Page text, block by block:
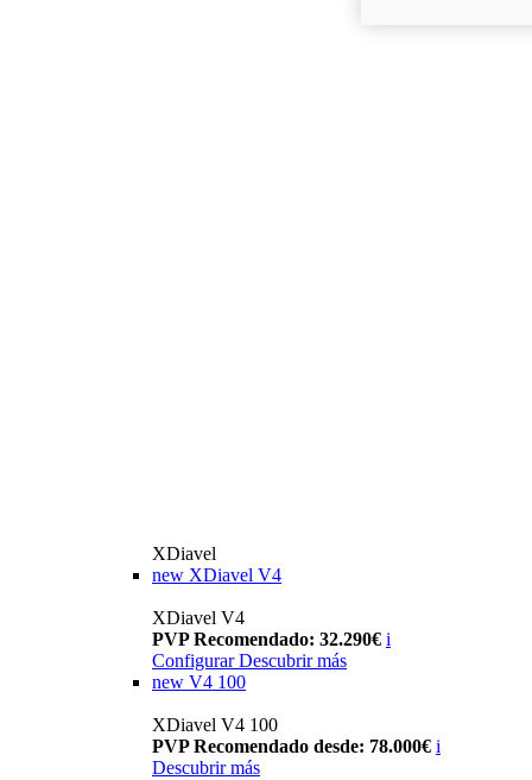
XDiavel
new XDiavel V4
XDiavel V4
PVP Recomendado: 32.290€ i
Configurar Descubrir más
new V4 100
XDiavel V4 100
PVP Recomendado desde: 78.000€ i
Descubrir más